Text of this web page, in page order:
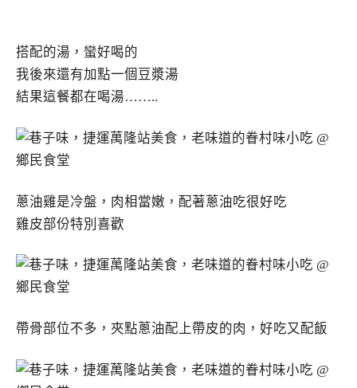
搭配的湯，蠻好喝的
我後來還有加點一個豆漿湯
結果這餐都在喝湯……..
蔥油雞是冷盤，肉相當嫩，配著蔥油吃很好吃
雞皮部份特別喜歡
帶骨部位不多，夾點蔥油配上帶皮的肉，好吃又配飯